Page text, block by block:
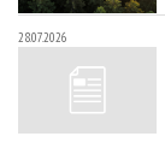
28.07.2026